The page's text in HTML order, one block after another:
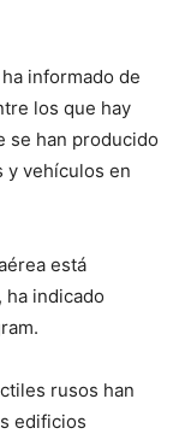
informado de
los que hay
se han producido
y vehículos en
está
ha indicado
rusos han
edificios